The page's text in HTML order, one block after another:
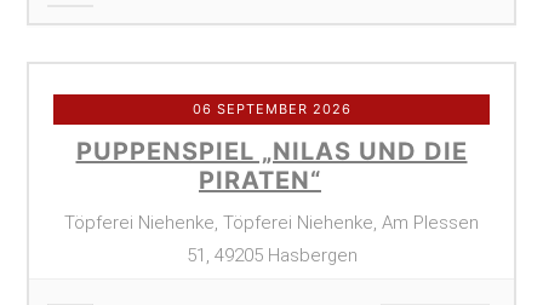
06 SEPTEMBER 2026
PUPPENSPIEL „NILAS UND DIE
PIRATEN“
Töpferei Niehenke, Töpferei Niehenke, Am Plessen
51, 49205 Hasbergen